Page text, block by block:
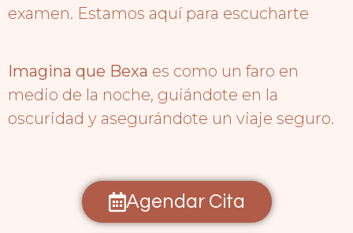
examen. Estamos aquí para escucharte
Imagina que Bexa es como un faro en
medio de la noche, guiándote en la
oscuridad y asegurándote un viaje seguro.
Agendar Cita